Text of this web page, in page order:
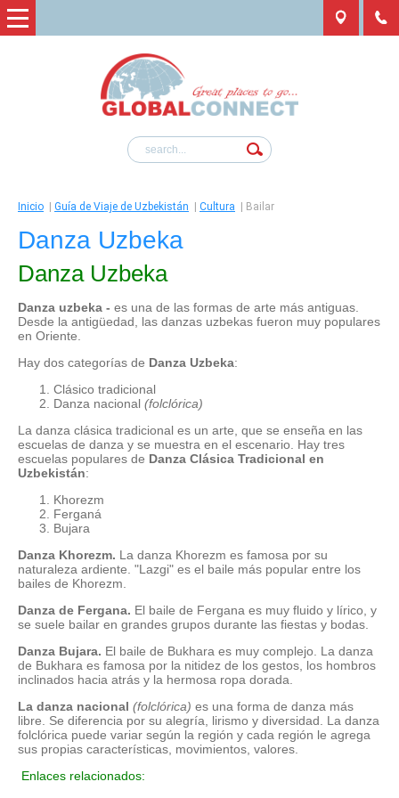
Inicio Guía de Viaje de Uzbekistán Cultura Bailar
Danza Uzbeka
Danza Uzbeka
Danza uzbeka - es una de las formas de arte más antiguas.
Desde la antigüedad, las danzas uzbekas fueron muy populares
en Oriente.
Hay dos categorías de Danza Uzbeka:
Clásico tradicional
Danza nacional (folclórica)
La danza clásica tradicional es un arte, que se enseña en las
escuelas de danza y se muestra en el escenario. Hay tres
escuelas populares de Danza Clásica Tradicional en
Uzbekistán:
Khorezm
Ferganá
Bujara
Danza Khorezm. La danza Khorezm es famosa por su
naturaleza ardiente. "Lazgi" es el baile más popular entre los
bailes de Khorezm.
Danza de Fergana. El baile de Fergana es muy fluido y lírico, y
se suele bailar en grandes grupos durante las fiestas y bodas.
Danza Bujara. El baile de Bukhara es muy complejo. La danza
de Bukhara es famosa por la nitidez de los gestos, los hombros
inclinados hacia atrás y la hermosa ropa dorada.
La danza nacional (folclórica) es una forma de danza más
libre. Se diferencia por su alegría, lirismo y diversidad. La danza
folclórica puede variar según la región y cada región le agrega
sus propias características, movimientos, valores.
Enlaces relacionados: